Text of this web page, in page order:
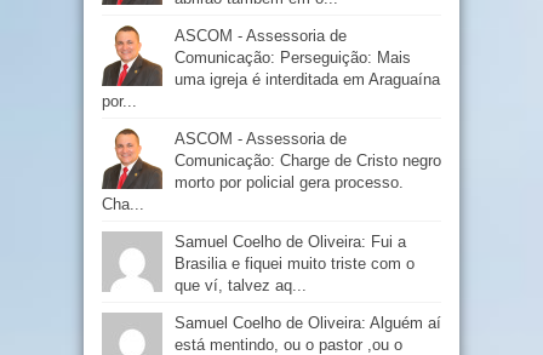
ASCOM - Assessoria de
Comunicação: Perseguição: Mais
uma igreja é interditada em Araguaína
por...
ASCOM - Assessoria de
Comunicação: Charge de Cristo negro
morto por policial gera processo.
Cha...
Samuel Coelho de Oliveira: Fui a
Brasilia e fiquei muito triste com o
que ví, talvez aq...
Samuel Coelho de Oliveira: Alguém aí
está mentindo, ou o pastor ,ou o